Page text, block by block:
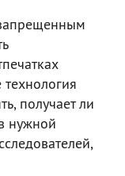
получает ли
нужной